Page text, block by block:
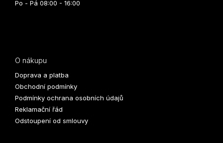
Po - Pá 08:00 - 16:00
O nákupu
Doprava a platba
Obchodní podmínky
Podmínky ochrana osobních údajů
Reklamační řád
Odstoupení od smlouvy